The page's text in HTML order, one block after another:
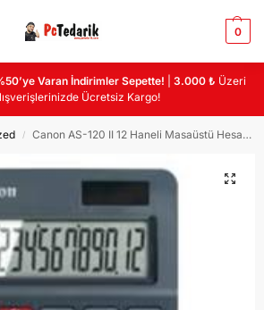
0
Varan İndirimler Sepette! |3.000 ₺ Üzeri
Ücretsiz Kargo!
/ Canon AS-120 II 12 Haneli Masaüstü Hesap Makinası